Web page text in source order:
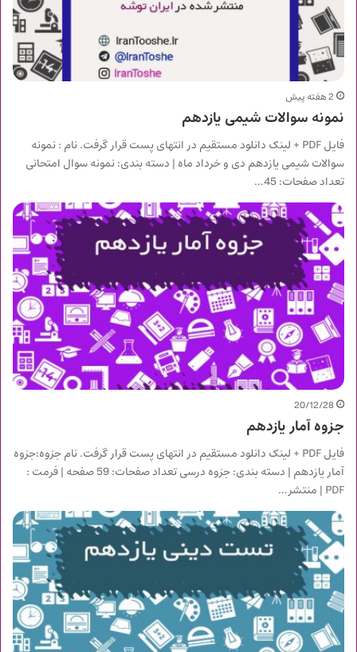
2 هفته پیش
نمونه سوالات شیمی یازدهم
فایل PDF + لینک دانلود مستقیم در انتهای پست قرار گرفت. نام : نمونه
سوالات شیمی یازدهم دی و خرداد ماه | دسته بندی: نمونه سوال امتحانی
تعداد صفحات: 45…
20/12/28
جزوه آمار یازدهم
فایل PDF + لینک دانلود مستقیم در انتهای پست قرار گرفت. نام جزوه:جزوه
آمار یازدهم | دسته بندی: جزوه درسی تعداد صفحات: 59 صفحه | فرمت :
PDF | منتشر…